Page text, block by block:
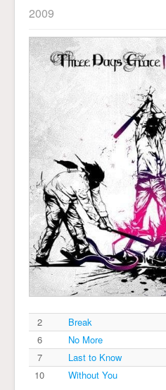
2009
2
Break
6
No More
7
Last to Know
10
Without You